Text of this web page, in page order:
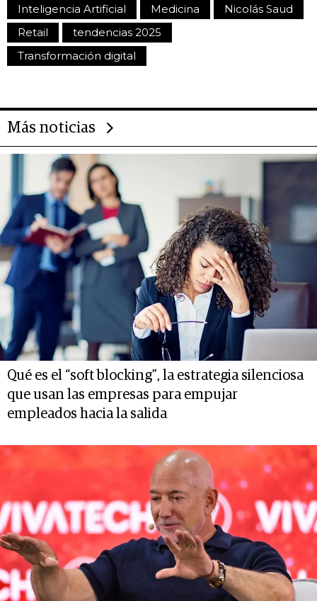
Inteligencia Artificial Medicina
Nicolás Saud
Retail
tendencias 2025
Transformación digital
Más noticias
Qué es el “soft blocking”, la estrategia silenciosa
que usan las empresas para empujar
empleados hacia la salida